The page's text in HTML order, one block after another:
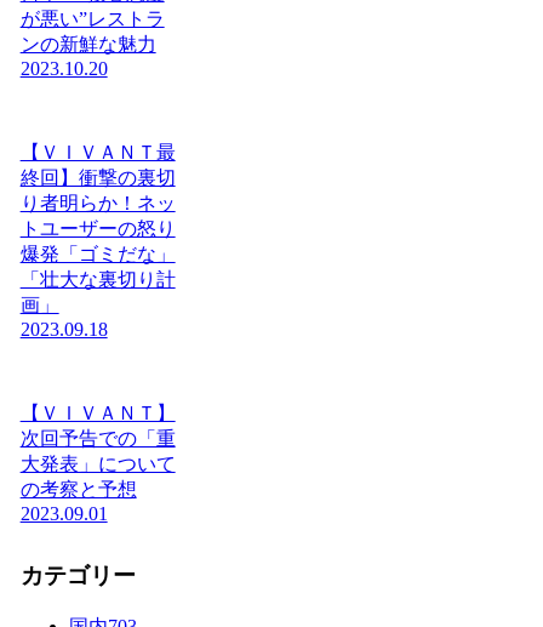
が悪い”レストラ
ンの新鮮な魅力
2023.10.20
【ＶＩＶＡＮＴ最
終回】衝撃の裏切
り者明らか！ネッ
トユーザーの怒り
爆発「ゴミだな」
「壮大な裏切り計
画」
2023.09.18
【ＶＩＶＡＮＴ】
次回予告での「重
大発表」について
の考察と予想
2023.09.01
カテゴリー